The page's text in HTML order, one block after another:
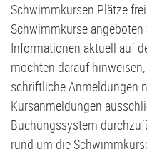
Schwimmkursen Plätze
Schwimmkurse
Informationen aktuell auf
möchten darauf
schriftliche Anmeldungen
Kursanmeldungen
Buchungssystem
rund um die